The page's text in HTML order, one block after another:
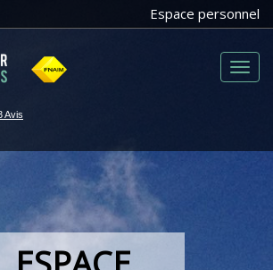
Espace personnel
Menu